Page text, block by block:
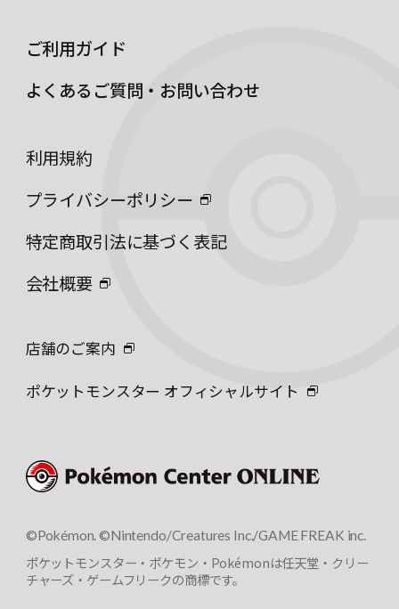
ご利用ガイド
よくあるご質問・お問い合わせ
利用規約
プライバシーポリシー
特定商取引法に基づく表記
会社概要
店舗のご案内
ポケットモンスター オフィシャルサイト
©Pokémon. ©Nintendo/Creatures Inc./GAME FREAK inc.
ポケットモンスター・ポケモン・Pokémonは任天堂・クリー
チャーズ・ゲームフリークの商標です。